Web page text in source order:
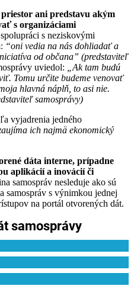
ani predstavu akým
s organizáciami
s neziskovými
“oni vedia na nás dohliadať a
od občana” (predstaviteľ
uviedol: „Ak tam budú
Tomu určite budeme venovať
hlavná náplň, to asi nie.
samosprávy)
vyjadrenia jedného
ich najmä ekonomický
dáta interne, prípadne
aplikácií a inovácií či
samospráv nesleduje ako sú
samospráv s výnimkou jednej
na portál otvorených dát.